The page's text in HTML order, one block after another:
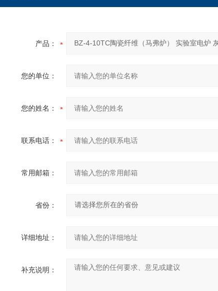
产品：
您的单位：
您的姓名：
联系电话：
常用邮箱：
省份：
详细地址：
补充说明：